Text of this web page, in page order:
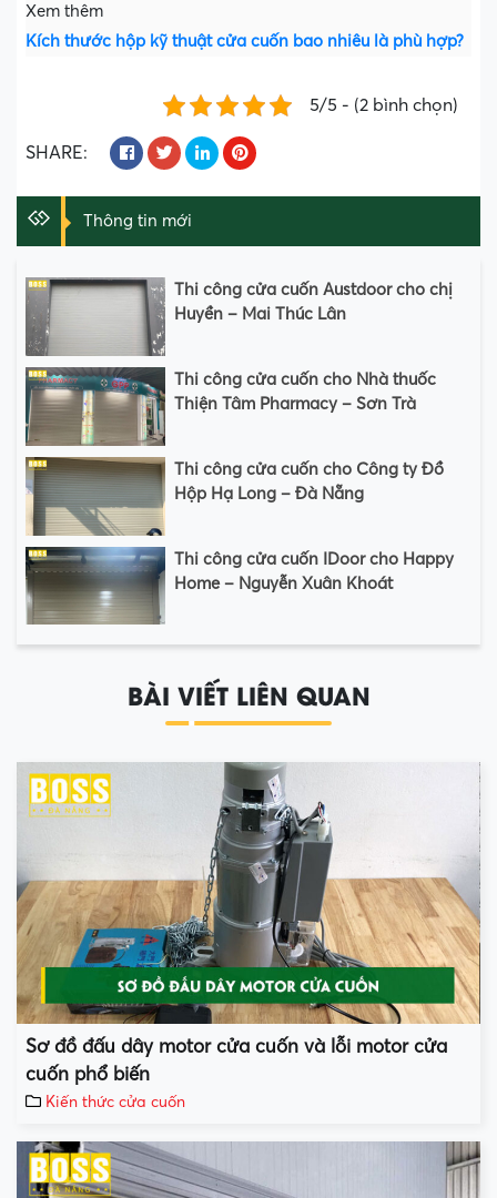
Xem thêm
Kích thước hộp kỹ thuật cửa cuốn bao nhiêu là phù hợp?
5/5 - (2 bình chọn)
SHARE:
Thông tin mới
Thi công cửa cuốn Austdoor cho chị
Huyền – Mai Thúc Lân
Thi công cửa cuốn cho Nhà thuốc
Thiện Tâm Pharmacy – Sơn Trà
Thi công cửa cuốn cho Công ty Đồ
Hộp Hạ Long – Đà Nẵng
Thi công cửa cuốn IDoor cho Happy
Home – Nguyễn Xuân Khoát
BÀI VIẾT LIÊN QUAN
Sơ đồ đấu dây motor cửa cuốn và lỗi motor cửa
cuốn phổ biến
Kiến thức cửa cuốn